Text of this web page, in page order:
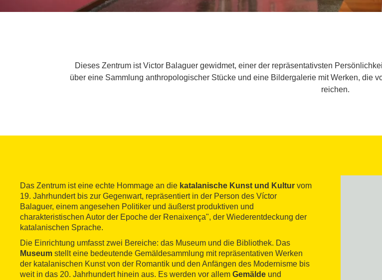
Dieses Zentrum ist Victor Balaguer gewidmet, einer der repräsentativsten
über eine Sammlung anthropologischer Stücke und eine Bildergalerie mit Werken, die
reichen.
Das Zentrum ist eine echte Hommage an die katalanische Kunst und Kultur vom
19. Jahrhundert bis zur Gegenwart, repräsentiert in der Person des Víctor
Balaguer, einem angesehen Politiker und äußerst produktiven und
charakteristischen Autor der Epoche der Renaixença", der Wiederentdeckung der
katalanischen Sprache.
Die Einrichtung umfasst zwei Bereiche: das Museum und die Bibliothek. Das
Museum stellt eine bedeutende Gemäldesammlung mit repräsentativen Werken
der katalanischen Kunst von der Romantik und den Anfängen des Modernisme bis
weit in das 20. Jahrhundert hinein aus. Es werden vor allem Gemälde und